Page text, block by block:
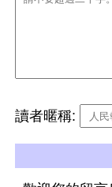
讀者暱稱: